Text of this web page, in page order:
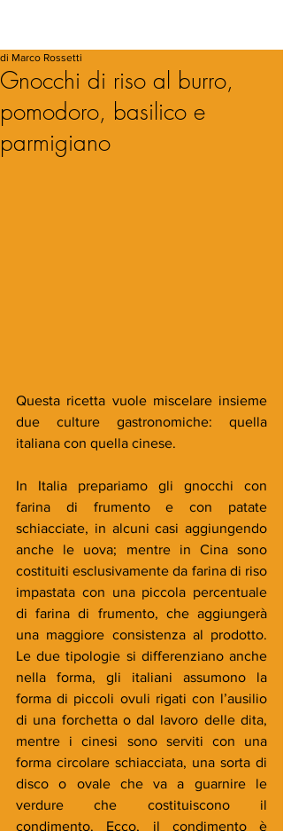
Gnocchi di riso al burro,
pomodoro, basilico e
parmigiano
di Marco Rossetti
Questa ricetta vuole miscelare insieme
due culture gastronomiche: quella
italiana con quella cinese.
In Italia prepariamo gli gnocchi con
farina di frumento e con patate
schiacciate, in alcuni casi aggiungendo
anche le uova; mentre in Cina sono
costituiti esclusivamente da farina di riso
impastata con una piccola percentuale
di farina di frumento, che aggiungerà
una maggiore consistenza al prodotto.
Le due tipologie si differenziano anche
nella forma, gli italiani assumono la
forma di piccoli ovuli rigati con l’ausilio
di una forchetta o dal lavoro delle dita,
mentre i cinesi sono serviti con una
forma circolare schiacciata, una sorta di
disco o ovale che va a guarnire le
verdure che costituiscono il
condimento. Ecco, il condimento è